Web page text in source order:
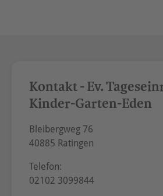
Kontakt - Ev.
Kinder-Garten-Eden
Bleibergweg 76
40885 Ratingen
Telefon:
02102 3099844